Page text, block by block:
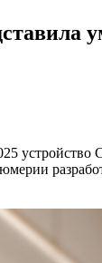
устройство